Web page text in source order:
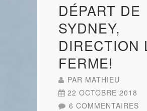
DÉPART DE
SYDNEY,
DIRECTION
FERME!
PAR MATHIEU
22 OCTOBRE 2018
6 COMMENTAIRES